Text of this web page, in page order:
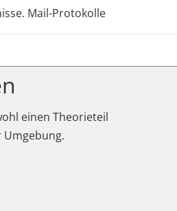
Mail-Protokolle
einen Theorieteil